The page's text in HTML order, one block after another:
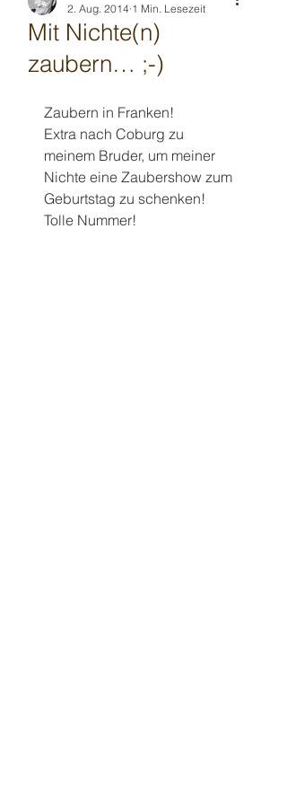
Mit Nichte(n)
zaubern… ;-)
2. Aug. 2014 1 Min. Lesezeit
Zaubern in Franken!
Extra nach Coburg zu
meinem Bruder, um meiner
Nichte eine Zaubershow zum
Geburtstag zu schenken!
Tolle Nummer!